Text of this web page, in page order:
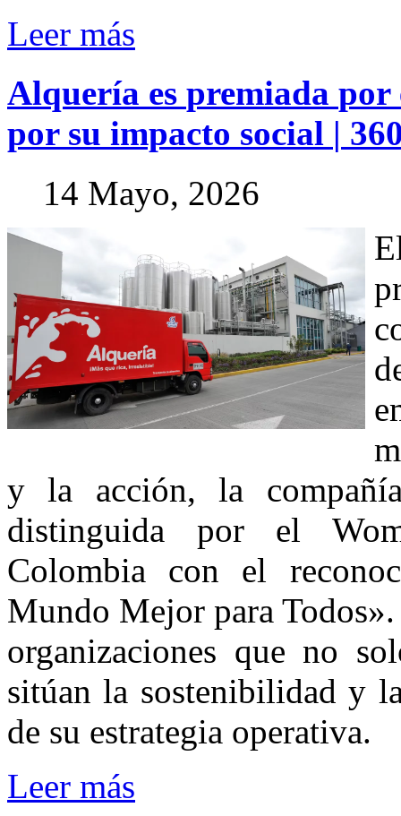
Leer más
Alquería es premiada por
por su impacto social |
14 Mayo, 2026
y la acción, la
distinguida por el
Colombia con el
Mundo Mejor para
organizaciones que no
sitúan la sostenibilidad y
de su estrategia operativa.
Leer más